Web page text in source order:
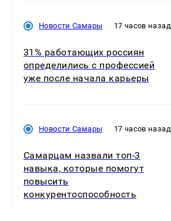
Новости Самары 17 часов назад
31% работающих россиян
определились с профессией
уже после начала карьеры
Новости Самары 17 часов назад
Самарцам назвали топ-3
навыка, которые помогут
повысить
конкурентоспособность